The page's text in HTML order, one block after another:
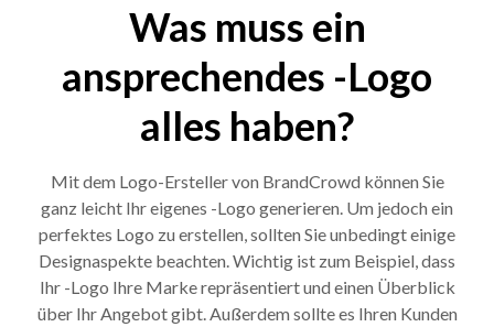
Was muss ein
ansprechendes -Logo
alles haben?
Mit dem Logo-Ersteller von BrandCrowd können Sie
ganz leicht Ihr eigenes -Logo generieren. Um jedoch ein
perfektes Logo zu erstellen, sollten Sie unbedingt einige
Designaspekte beachten. Wichtig ist zum Beispiel, dass
Ihr -Logo Ihre Marke repräsentiert und einen Überblick
über Ihr Angebot gibt. Außerdem sollte es Ihren Kunden